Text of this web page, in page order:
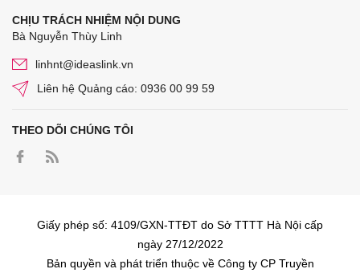
CHỊU TRÁCH NHIỆM NỘI DUNG
Bà Nguyễn Thùy Linh
linhnt@ideaslink.vn
Liên hệ Quảng cáo: 0936 00 99 59
THEO DÕI CHÚNG TÔI
Giấy phép số: 4109/GXN-TTĐT do Sở TTTT Hà Nội cấp
ngày 27/12/2022
Bản quyền và phát triển thuộc về Công ty CP Truyền